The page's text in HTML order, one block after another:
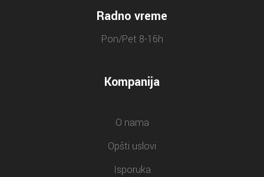
Radno vreme
Pon/Pet 8-16h
Kompanija
O nama
Opšti uslovi
Isporuka